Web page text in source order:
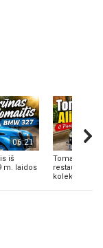
06:21
iš
m. laidos
Tomas